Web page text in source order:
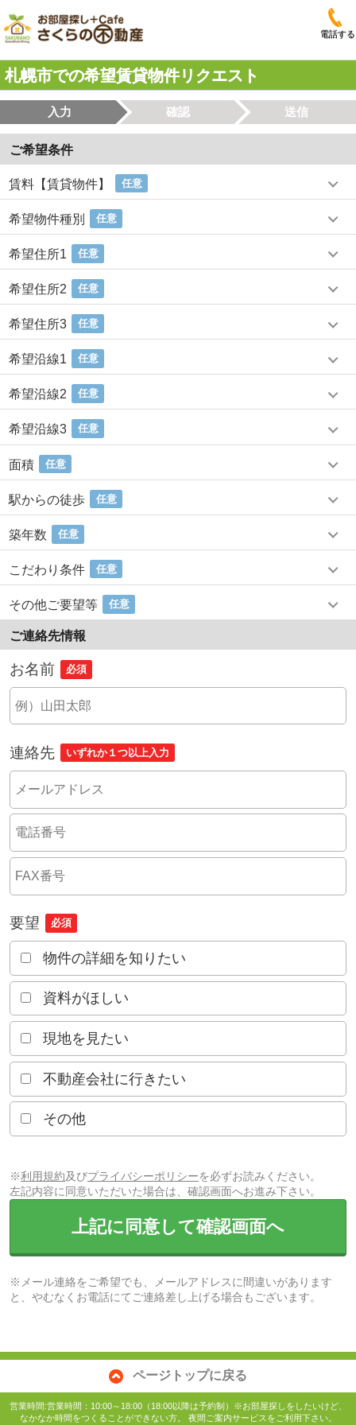
電話する
札幌市での希望賃貸物件リクエスト
入力 確認 送信
ご希望条件
賃料【賃貸物件】 任意
希望物件種別 任意
希望住所1 任意
希望住所2 任意
希望住所3 任意
希望沿線1 任意
希望沿線2 任意
希望沿線3 任意
面積 任意
駅からの徒歩 任意
築年数 任意
こだわり条件 任意
その他ご要望等 任意
ご連絡先情報
お名前 必須
連絡先 いずれか１つ以上入力
要望 必須
物件の詳細を知りたい
資料がほしい
現地を見たい
不動産会社に行きたい
その他
※利用規約及びプライバシーポリシーを必ずお読みください。
左記内容に同意いただいた場合は、確認画面へお進み下さい。
上記に同意して確認画面へ
※メール連絡をご希望でも、メールアドレスに間違いがあります
と、やむなくお電話にてご連絡差し上げる場合もございます。
ページトップに戻る
営業時間:営業時間：10:00～18:00（18:00以降は予約制）※お部屋探しをしたいけど、
なかなか時間をつくることができない方。 夜間ご案内サービスをご利用下さい。